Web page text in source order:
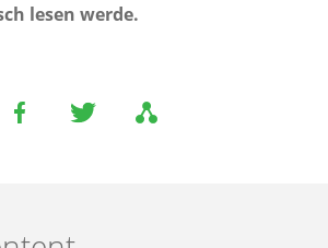
lesen werde.